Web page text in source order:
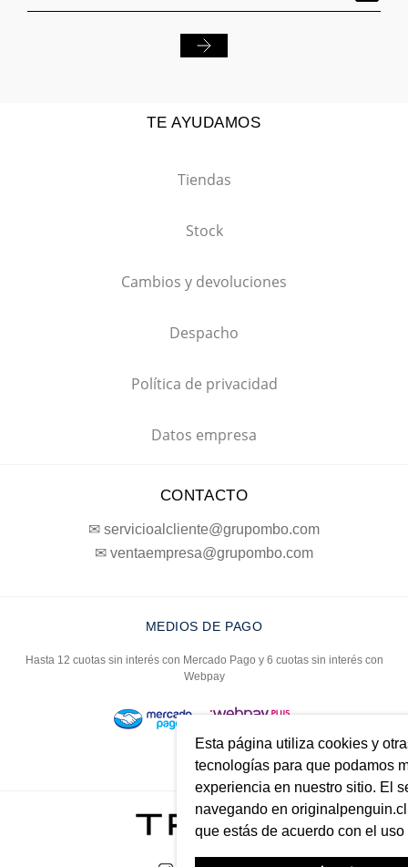
TE AYUDAMOS
Tiendas
Stock
Cambios y devoluciones
Despacho
Política de privacidad
Datos empresa
CONTACTO
✉ servicioalcliente@grupombo.com
✉ ventaempresa@grupombo.com
MEDIOS DE PAGO
Hasta 12 cuotas sin interés con Mercado Pago y 6 cuotas sin interés con
Webpay
Esta página utiliza cookies y
tecnologías para que podamos
experiencia en nuestro sitio. El
navegando en
que estás de acuerdo con el